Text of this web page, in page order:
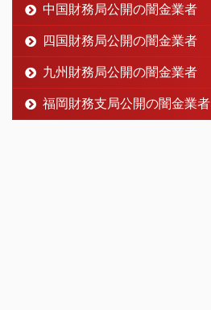
中国財務局公開の闇金業者
四国財務局公開の闇金業者
九州財務局公開の闇金業者
福岡財務支局公開の闇金業者